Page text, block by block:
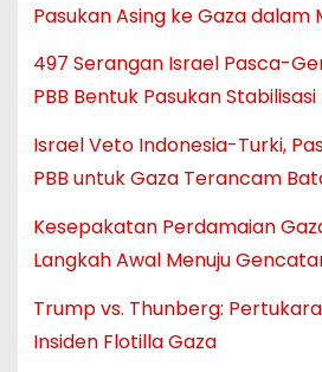
Pasukan Asing ke Gaza dalam
497 Serangan Israel Pasca-
PBB Bentuk Pasukan
Israel Veto Indonesia-Turki,
PBB untuk Gaza Terancam
Kesepakatan Perdamaian
Langkah Awal Menuju
Trump vs. Thunberg:
Insiden Flotilla Gaza